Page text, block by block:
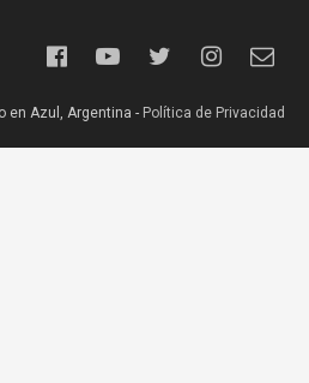
en Azul, Argentina - Política de Privacidad